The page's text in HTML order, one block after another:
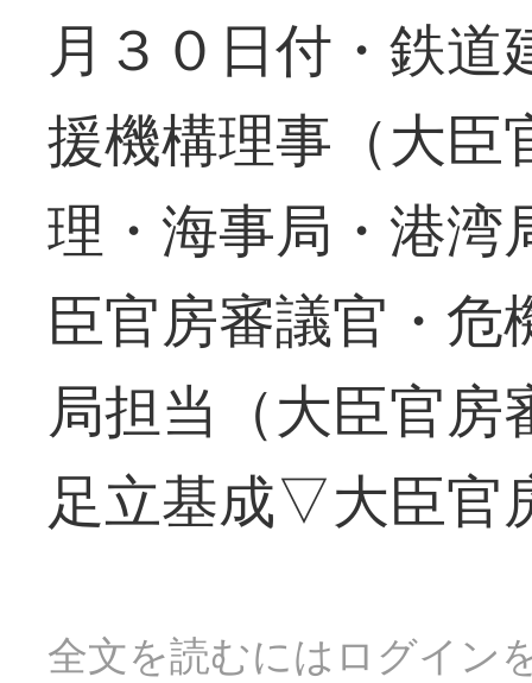
月３０日付・鉄
援機構理事（大臣
理・海事局・港
臣官房審議官・危
局担当（大臣官房
足立基成▽大臣官
全文を読むにはログイン